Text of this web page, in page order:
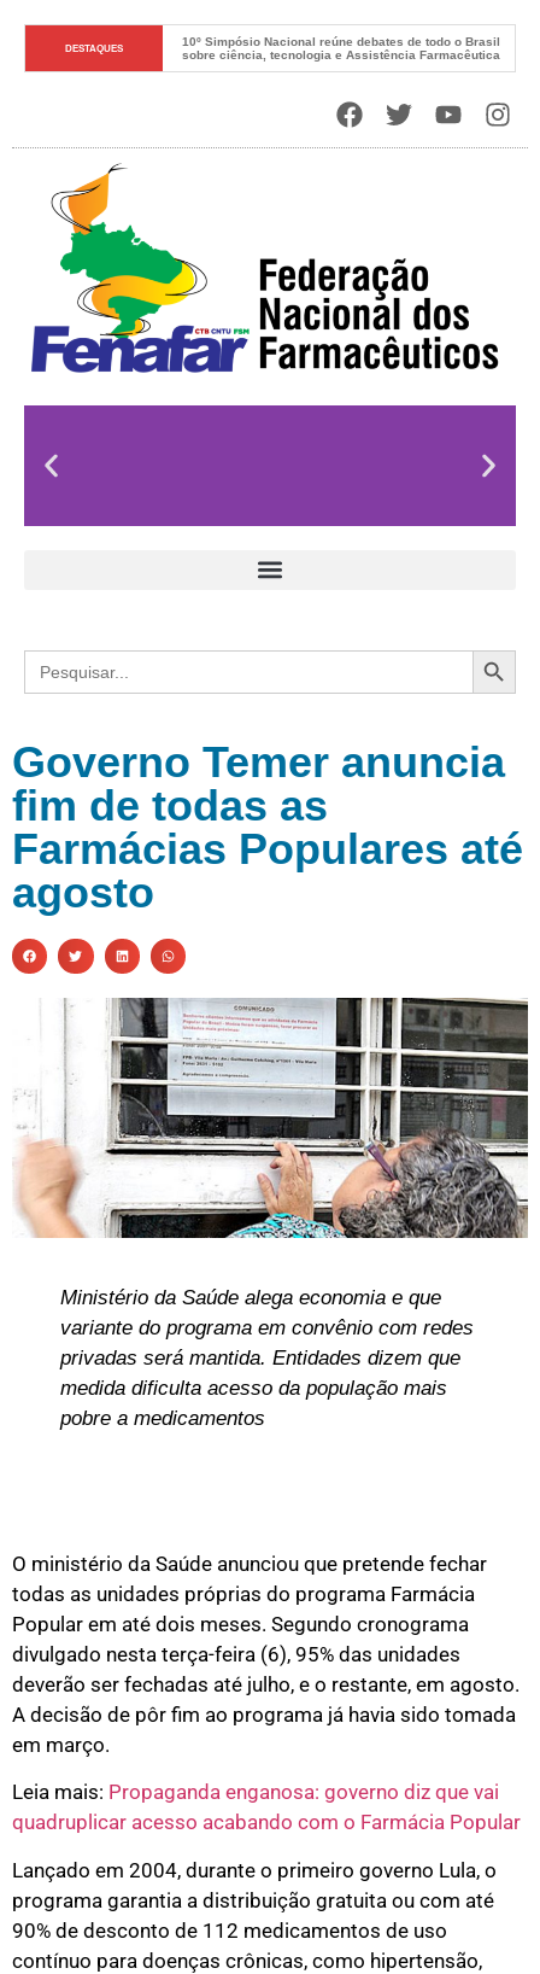
DESTAQUES
10º Simpósio Nacional reúne debates de todo o Brasil
sobre ciência, tecnologia e Assistência Farmacêutica
Search
for:
Governo Temer anuncia
fim de todas as
Farmácias Populares até
agosto
Ministério da Saúde alega economia e que
variante do programa em convênio com redes
privadas será mantida. Entidades dizem que
medida dificulta acesso da população mais
pobre a medicamentos
O ministério da Saúde anunciou que pretende fechar
todas as unidades próprias do programa Farmácia
Popular em até dois meses. Segundo cronograma
divulgado nesta terça-feira (6), 95% das unidades
deverão ser fechadas até julho, e o restante, em agosto.
A decisão de pôr fim ao programa já havia sido tomada
em março.
Leia mais: Propaganda enganosa: governo diz que vai
quadruplicar acesso acabando com o Farmácia Popular
Lançado em 2004, durante o primeiro governo Lula, o
programa garantia a distribuição gratuita ou com até
90% de desconto de 112 medicamentos de uso
contínuo para doenças crônicas, como hipertensão,